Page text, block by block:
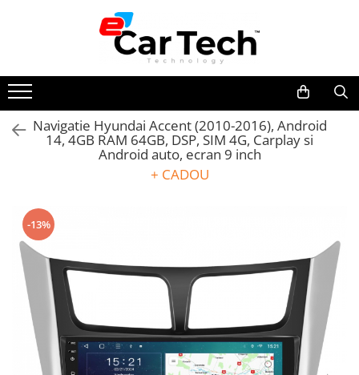
Summer sale
Navigatie dedicata
Navigatii Volkswagen
Navigatii Seat
Navigatii Ford
Navigatii Opel
Navigatii Hyundai
Navigatii Toyota
Navigatii Dacia
Navigatii Peugeot
Navigatie Hyundai Accent (2010-2016), Android
14, 4GB RAM 64GB, DSP, SIM 4G, Carplay si
Android auto, ecran 9 inch
+ CADOU
-13%